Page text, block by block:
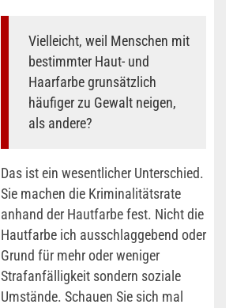
Vielleicht, weil Menschen mit
bestimmter Haut- und
Haarfarbe grunsätzlich
häufiger zu Gewalt neigen,
als andere?
Das ist ein wesentlicher Unterschied.
Sie machen die Kriminalitätsrate
anhand der Hautfarbe fest. Nicht die
Hautfarbe ich ausschlaggebend oder
Grund für mehr oder weniger
Strafanfälligkeit sondern soziale
Umstände. Schauen Sie sich mal